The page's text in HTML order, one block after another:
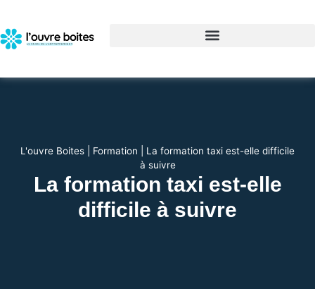
L'ouvre Boites Formation
La formation taxi est-elle difficile
à suivre
La formation taxi est-elle
difficile à suivre